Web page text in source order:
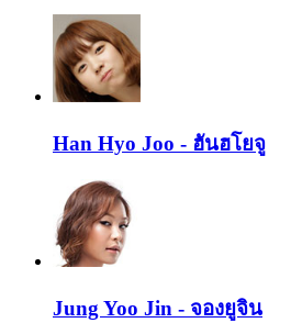
Han Hyo Joo - ฮันฮโยจู
Jung Yoo Jin - จองยูจิน